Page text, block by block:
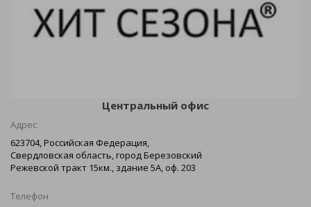
Центральный офис
Адрес
623704, Российская Федерация,
Свердловская область, город Березовский
Режевской тракт 15км., здание 5А, оф. 203
Телефон